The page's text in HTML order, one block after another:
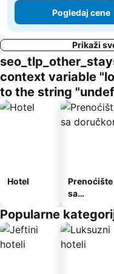
Rijeka Crnojevića
Pogledaj cene
Prikaži
context variable
to the string
Hotel
Prenoćište
sa
Popularne